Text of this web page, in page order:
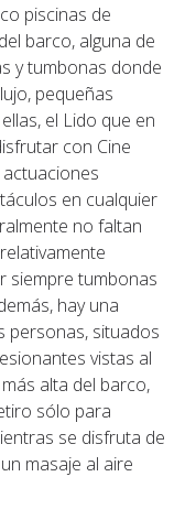
piscinas de
barco, alguna de
y tumbonas donde
pequeñas
el Lido que en
con Cine
en cualquier
no faltan
siempre tumbonas
hay una
personas, situados
vistas al
alta del barco,
sólo para
se disfruta de
masaje al aire